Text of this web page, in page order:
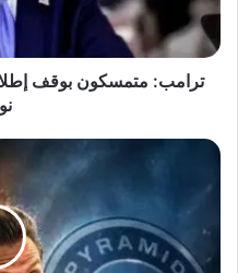
لإيران
بسلاح
نوويترامب: متمسكون بوقف
بقيادة
شلاجر
ألماني